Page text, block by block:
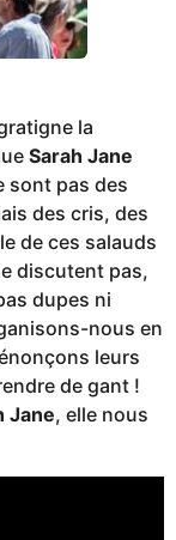
la
Sarah Jane
sont pas des
des cris, des
de ces salauds
discutent pas,
dupes ni
nous en
leurs
de gant !
Jane, elle nous